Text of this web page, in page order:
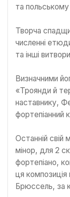
та
Творча
численні
та інші
Визначними
«Троянди й
наставнику,
фортепіанний
Останній свій
мінор, для 2
фортепіано,
ця композиція
Брюссель, за